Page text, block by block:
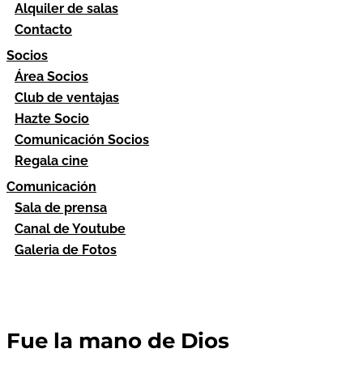
Alquiler de salas
Contacto
Socios
Área Socios
Club de ventajas
Hazte Socio
Comunicación Socios
Regala cine
Comunicación
Sala de prensa
Canal de Youtube
Galeria de Fotos
Fue la mano de Dios